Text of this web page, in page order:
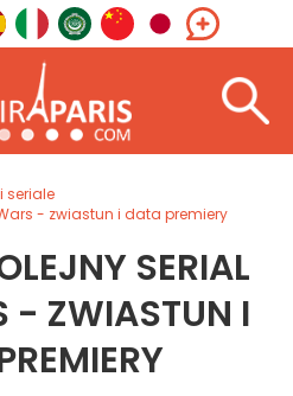
seriale
- zwiastun i data premiery
SERIAL
- ZWIASTUN I